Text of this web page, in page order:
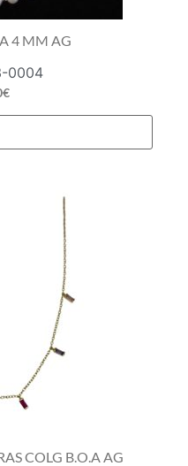
4 MM AG
0004
€
COLG B.O.A AG